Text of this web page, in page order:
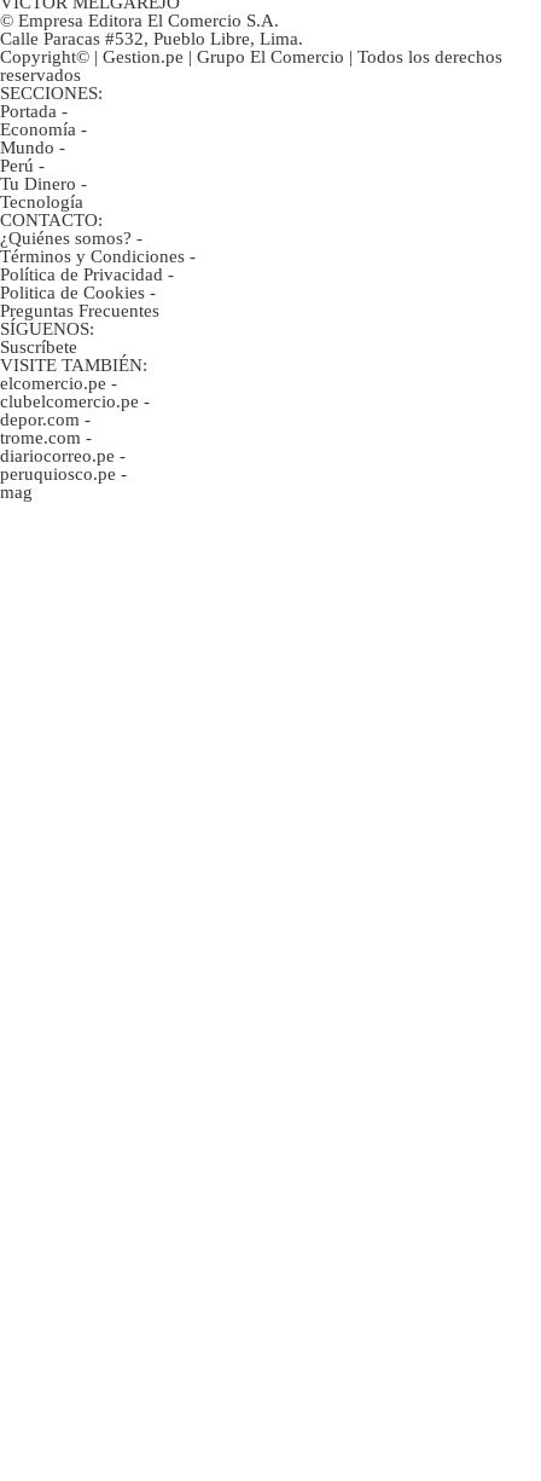
© Empresa Editora El Comercio S.A.
Calle Paracas #532, Pueblo Libre, Lima.
Copyright© | Gestion.pe | Grupo El Comercio | Todos los derechos
reservados
SECCIONES:
Portada -
Economía -
Mundo -
Perú -
Tu Dinero -
Tecnología
CONTACTO:
¿Quiénes somos? -
Términos y Condiciones -
Política de Privacidad -
Politica de Cookies -
Preguntas Frecuentes
SÍGUENOS:
Suscríbete
VISITE TAMBIÉN:
elcomercio.pe -
clubelcomercio.pe -
depor.com -
trome.com -
diariocorreo.pe -
peruquiosco.pe -
mag